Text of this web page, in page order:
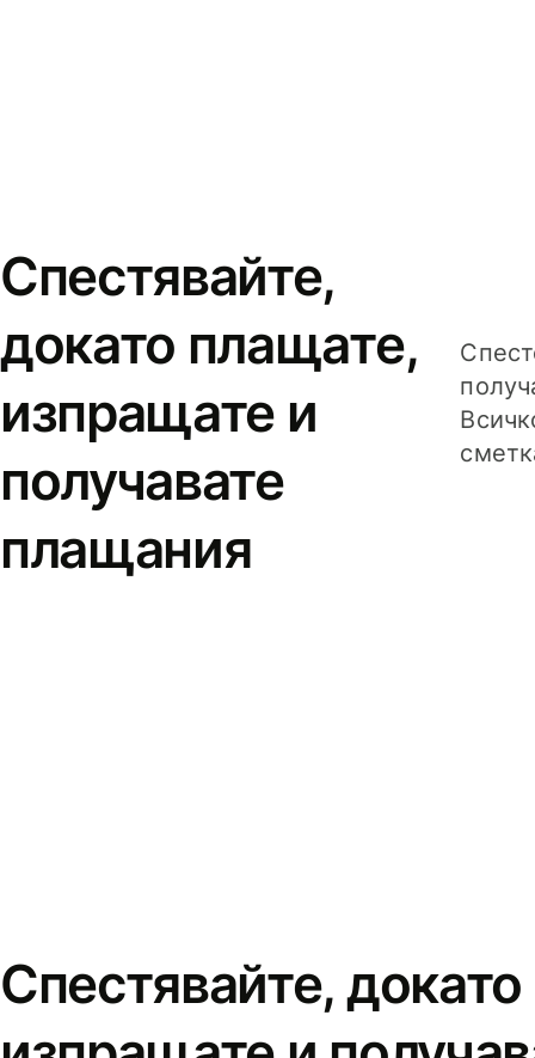
Спестявайте,
докато плащате,
изпращате и
получавате
плащания
Спестявайте,